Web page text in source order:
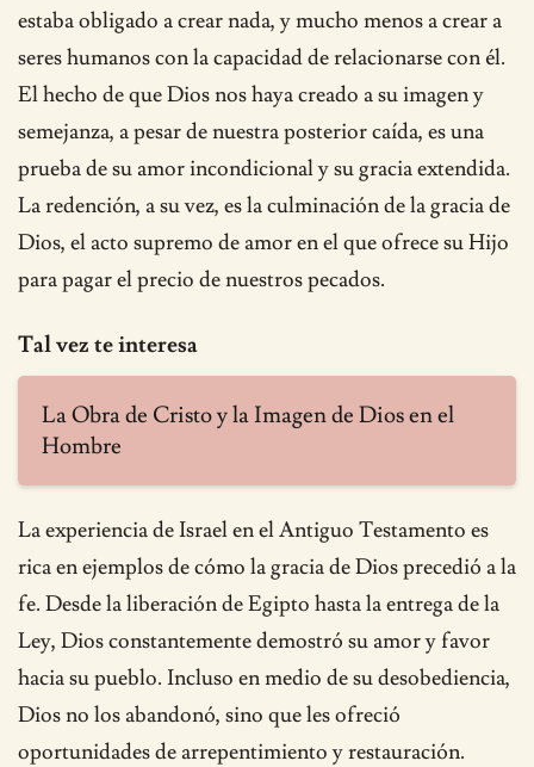
estaba obligado a crear nada, y mucho menos a crear a
seres humanos con la capacidad de relacionarse con él.
El hecho de que Dios nos haya creado a su imagen y
semejanza, a pesar de nuestra posterior caída, es una
prueba de su amor incondicional y su gracia extendida.
La redención, a su vez, es la culminación de la gracia de
Dios, el acto supremo de amor en el que ofrece su Hijo
para pagar el precio de nuestros pecados.
Tal vez te interesa
La Obra de Cristo y la Imagen de Dios en el
Hombre
La experiencia de Israel en el Antiguo Testamento es
rica en ejemplos de cómo la gracia de Dios precedió a la
fe. Desde la liberación de Egipto hasta la entrega de la
Ley, Dios constantemente demostró su amor y favor
hacia su pueblo. Incluso en medio de su desobediencia,
Dios no los abandonó, sino que les ofreció
oportunidades de arrepentimiento y restauración.